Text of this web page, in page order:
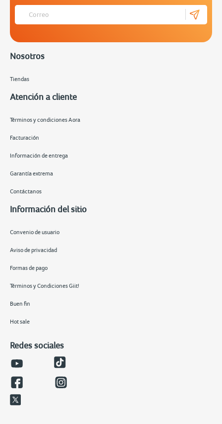
Nosotros
Tiendas
Atención a cliente
Términos y condiciones Aora
Facturación
Información de entrega
Garantía extrema
Contáctanos
Información del sitio
Convenio de usuario
Aviso de privacidad
Formas de pago
Términos y Condiciones Giit!
Buen fin
Hot sale
Redes sociales